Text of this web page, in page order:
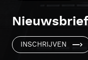
INSCHRIJVEN